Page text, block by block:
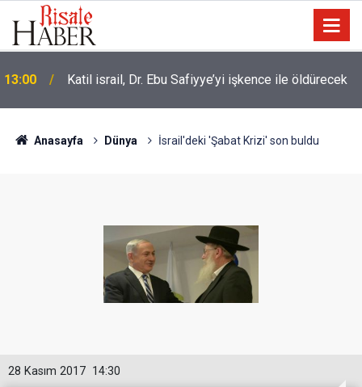
10:30
İslâm Birliği’nin kilometre taşları ve olması gereken
özellikleri
Anasayfa Dünya İsrail'deki 'Şabat Krizi' son buldu
14:30
28 Kasım 2017